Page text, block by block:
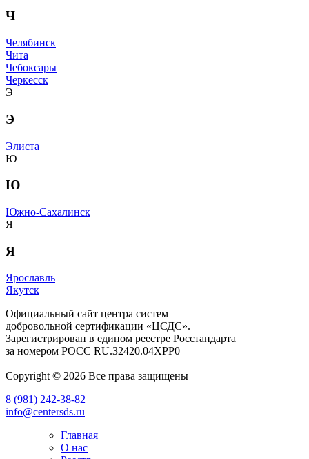
Ч
Челябинск
Чита
Чебоксары
Черкесск
Э
Э
Элиста
Ю
Ю
Южно-Сахалинск
Я
Я
Ярославль
Якутск
Официальный сайт центра систем
добровольной сертификации «ЦСДС».
Зарегистрирован в едином реестре Росстандарта
за номером РОСС RU.З2420.04ХРР0
Copyright © 2026 Все права защищены
8 (981) 242-38-82
info@centersds.ru
Главная
О нас